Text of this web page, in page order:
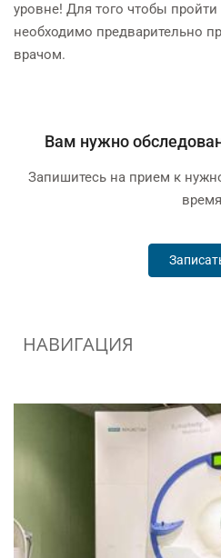
уровне! Для того чтобы
необходимо предварительно
врачом.
Вам нужно
Запишитесь на прием к
НАВИГАЦИЯ